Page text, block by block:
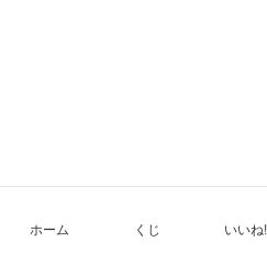
ホーム くじ いいね!